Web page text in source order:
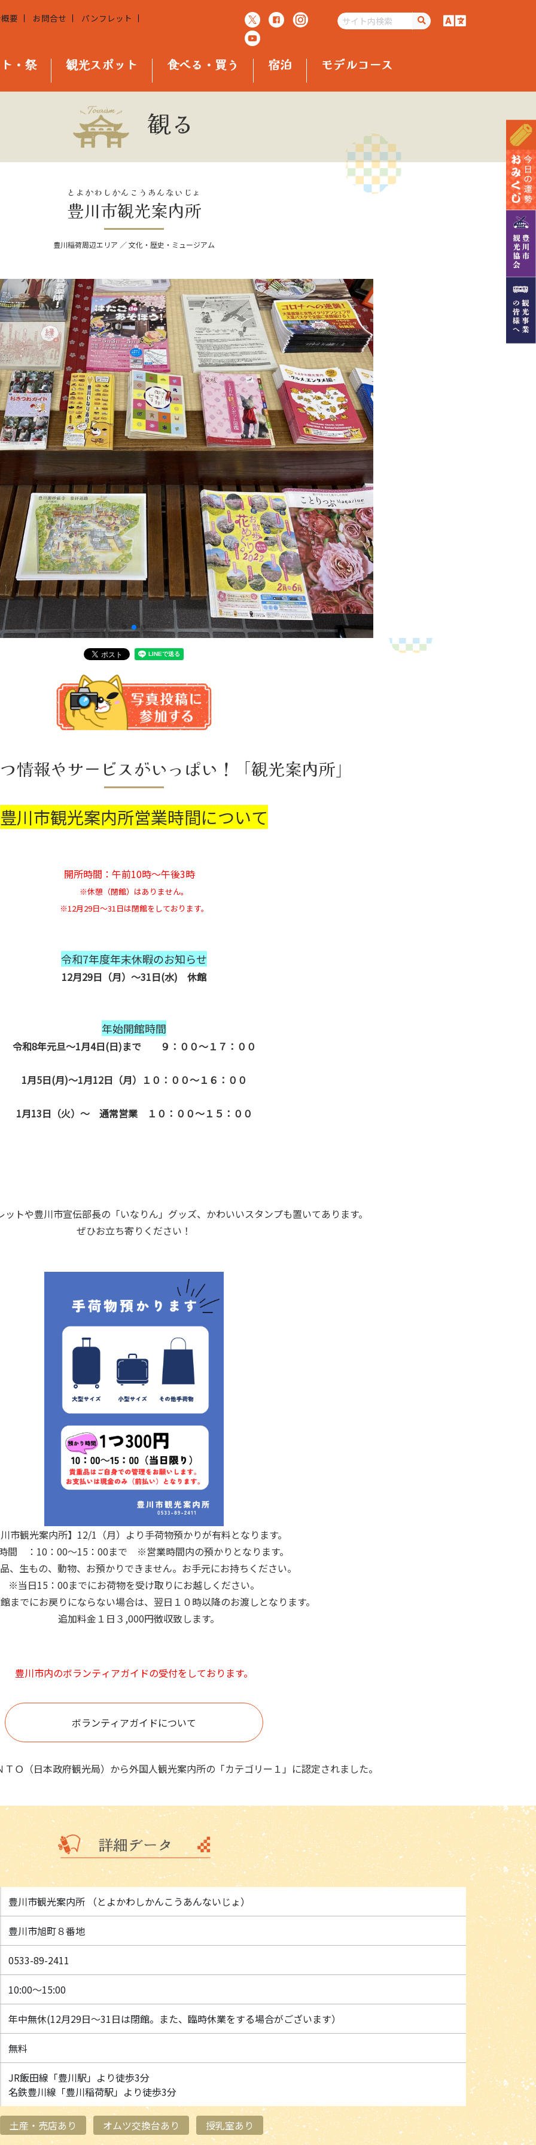
要 お問合せ
パンフレット
・祭 観光スポット 食べる・買う 宿泊 モデルコース
観る
豊川市観光案内所
とよかわしかんこうあんないじょ
豊川稲荷周辺エリア ／ 文化・歴史・ミュージアム
情報やサービスがいっぱい！「観光案内所」
豊川市観光案内所営業時間について
開所時間：午前10時～午後3時
※休憩（閉館）はありません。
※12月29日～31日は閉館をしております。
令和7年度年末休暇のお知らせ
12月29日（月）～31日(水) 休館
年始開館時間
令和8年元旦～1月4日(日)まで ９：００～１７：００
1月5日(月)～1月12日（月）１０：００～１６：００
1月13日（火）～ 通常営業 １０：００～１５：００
トや豊川市宣伝部長の「いなりん」グッズ、かわいいスタンプも置いてあります。
ぜひお立ち寄りください！
川市観光案内所】12/1（月）より手荷物預かりが有料となります。
間 ：10：00～15：00まで ※営業時間内の預かりとなります。
、生もの、動物、お預かりできません。お手元にお持ちください。
※当日15：00までにお荷物を受け取りにお越しください。
までにお戻りにならない場合は、翌日１０時以降のお渡しとなります。
追加料金１日３,000円徴収致します。
豊川市内のボランティアガイドの受付をしております。
ボランティアガイドについて
Ｏ（日本政府観光局）から外国人観光案内所の「カテゴリー１」に認定されました。
豊川市観光案内所 （とよかわしかんこうあんないじょ）
豊川市旭町８番地
0533-89-2411
10:00～15:00
年中無休(12月29日～31日は閉館。また、臨時休業をする場合がございます）
無料
JR飯田線「豊川駅」より徒歩3分
名鉄豊川線「豊川稲荷駅」より徒歩3分
土産・売店あり オムツ交換台あり 授乳室あり